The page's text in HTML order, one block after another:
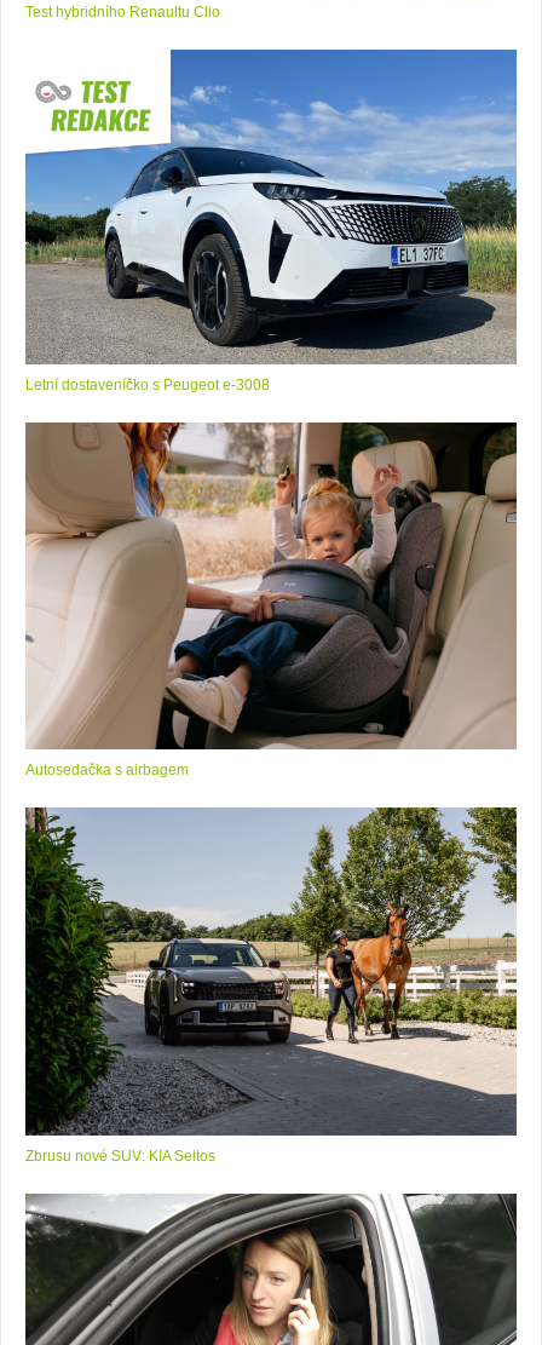
Test hybridního Renaultu Clio
Letní dostaveníčko s Peugeot e-3008
Autosedačka s airbagem
Zbrusu nové SUV: KIA Seltos